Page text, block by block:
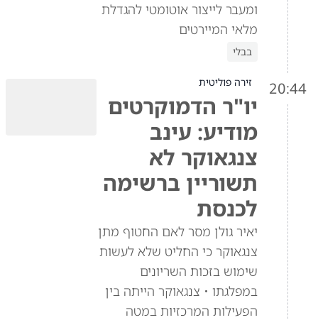
ומעבר לייצור אוטומטי להגדלת
מלאי המיירטים
בבלי
20:44 זירה פוליטית
יו"ר הדמוקרטים
מודיע: עינב
צנגאוקר לא
תשוריין ברשימה
לכנסת
יאיר גולן מסר לאם החטוף מתן
צנגאוקר כי החליט שלא לעשות
שימוש בזכות השריונים
במפלגתו • צנגאוקר הייתה בין
הפעילות המרכזיות במטה